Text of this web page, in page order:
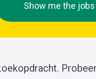
Show me the jobs